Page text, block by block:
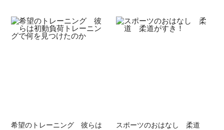
希望のトレーニング 彼らは
スポーツのおはなし 柔道